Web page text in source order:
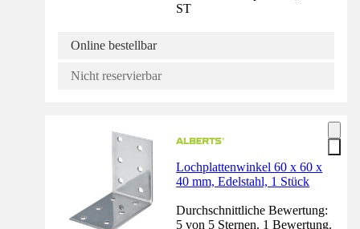
ST
Online bestellbar
Nicht reservierbar
Lochplattenwinkel 60 x 60 x
40 mm, Edelstahl, 1 Stück
Durchschnittliche Bewertung:
5 von 5 Sternen. 1 Bewertung.